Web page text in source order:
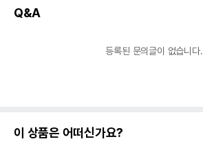
Q&A
등록된 문의글이 없습니다.
이 상품은 어떠신가요?